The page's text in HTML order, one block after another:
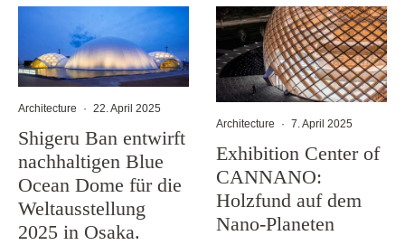
Architecture · 22. April 2025
Shigeru Ban entwirft
nachhaltigen Blue
Ocean Dome für die
Weltausstellung
2025 in Osaka.
Architecture · 7. April 2025
Exhibition Center of
CANNANO:
Holzfund auf dem
Nano-Planeten